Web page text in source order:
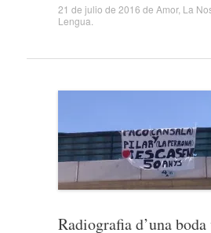
21 de julio de 2016 de Amor, La
Lengua
Radiografia d’una